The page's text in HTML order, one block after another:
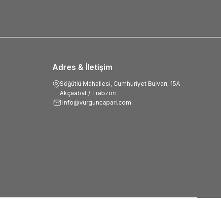
Adres & İletişim
Söğütlü Mahallesi, Cumhuriyet Bulvarı, 15A
Akçaabat / Trabzon
info@vurguncapari.com